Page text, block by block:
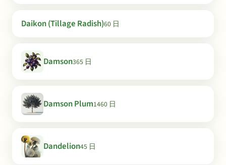
Daikon (Tillage Radish)60 日
Damson365 日
Damson Plum1460 日
Dandelion45 日